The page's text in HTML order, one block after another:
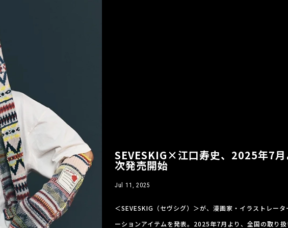
SEVESKIG×江口寿史、2025年7月
次発売開始
Jul 11, 2025
＜SEVESKIG（セヴシグ）＞が、漫画家・イラストレー
ーションアイテムを発表。2025年7月より、全国の取り